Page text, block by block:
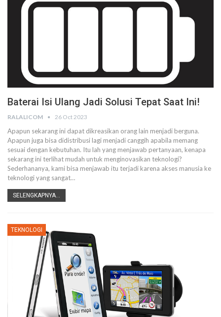
Baterai Isi Ulang Jadi Solusi Tepat Saat Ini!
RALALICOM 26 Oct 2023
Apapun sekarang ini dapat dikreasikan orang lain menjadi berguna.
Apapun juga bisa didistribusi lagi menjadi canggih apabila memang
sesuai dengan kebutuhan. Itu lah yang menjawab pertanyaan, kenapa
sekarang ini terlihat mudah untuk menginovasikan teknologi?
Sederhananya, kami bisa menjawab itu terjadi karena akses manusia ke
teknologi yang sangat…
SELENGKAPNYA...
TEKNOLOGI